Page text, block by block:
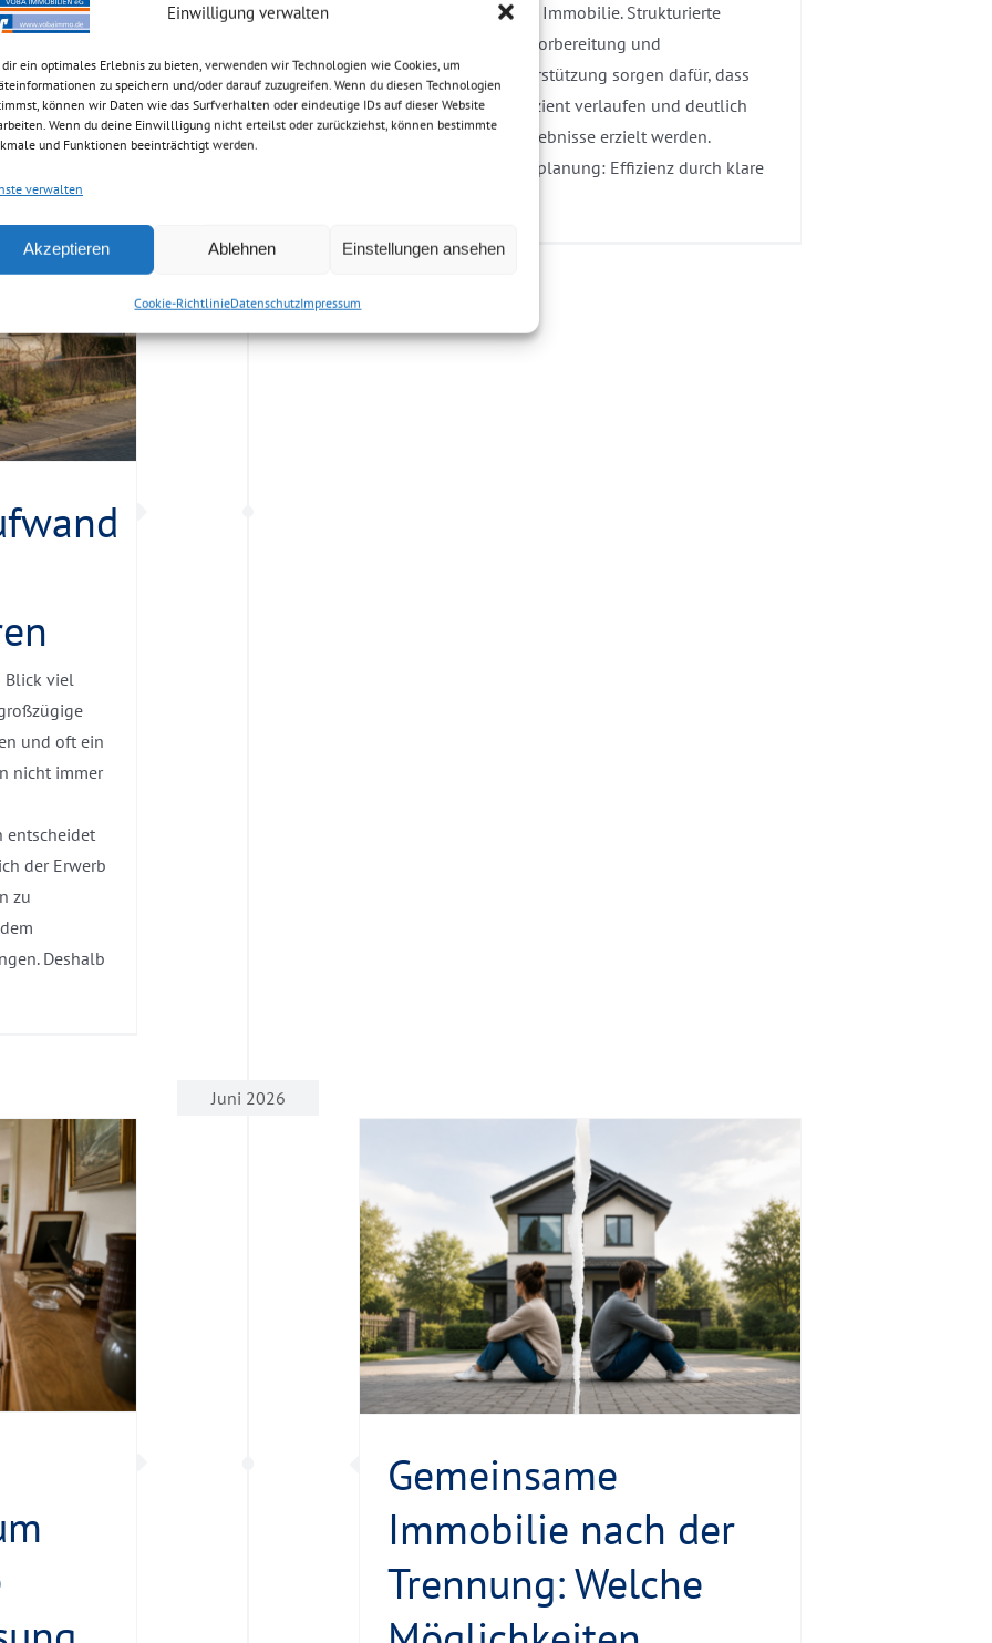
Einwilligung verwalten
dir ein optimales Erlebnis zu bieten, verwenden wir Technologien wie Cookies, um
zu speichern und/oder darauf zuzugreifen. Wenn du diesen Technologien
können wir Daten wie das Surfverhalten oder eindeutige IDs auf dieser Website
Wenn du deine Einwillligung nicht erteilst oder zurückziehst, können bestimmte
und Funktionen beeinträchtigt werden.
verwalten
Akzeptieren Ablehnen Einstellungen ansehen
Cookie-RichtlinieDatenschutzImpressum
präsentationsfähige Immobilie. Strukturierte
Abläufe, eine gute Vorbereitung und
professionelle Unterstützung sorgen dafür, dass
Besichtigungen effizient verlaufen und deutlich
bessere Verkaufsergebnisse erzielt werden.
Strukturierte Terminplanung: Effizienz durch klare
Blick viel
und oft ein
nicht immer
entscheidet
der Erwerb
zu
Deshalb
Juni 2026
Immobilie nach der
Welche Möglichkeiten
unverheiratete Paare haben
Vobaimmo
Gemeinsame
Immobilie nach der
Trennung: Welche